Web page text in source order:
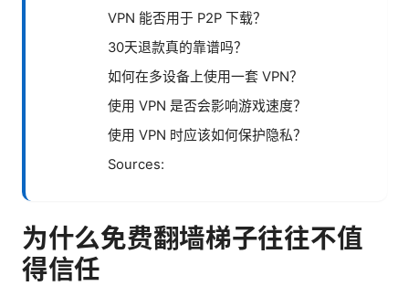
VPN 能否用于 P2P 下载？
30天退款真的靠谱吗？
如何在多设备上使用一套 VPN？
使用 VPN 是否会影响游戏速度？
使用 VPN 时应该如何保护隐私？
Sources:
为什么免费翻墙梯子往往不值
得信任